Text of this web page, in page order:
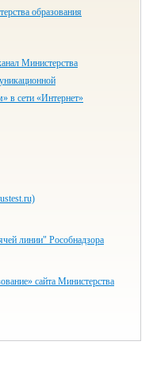
образования
Министерства
в сети «Интернет»
линии" Рособнадзора
сайта Министерства